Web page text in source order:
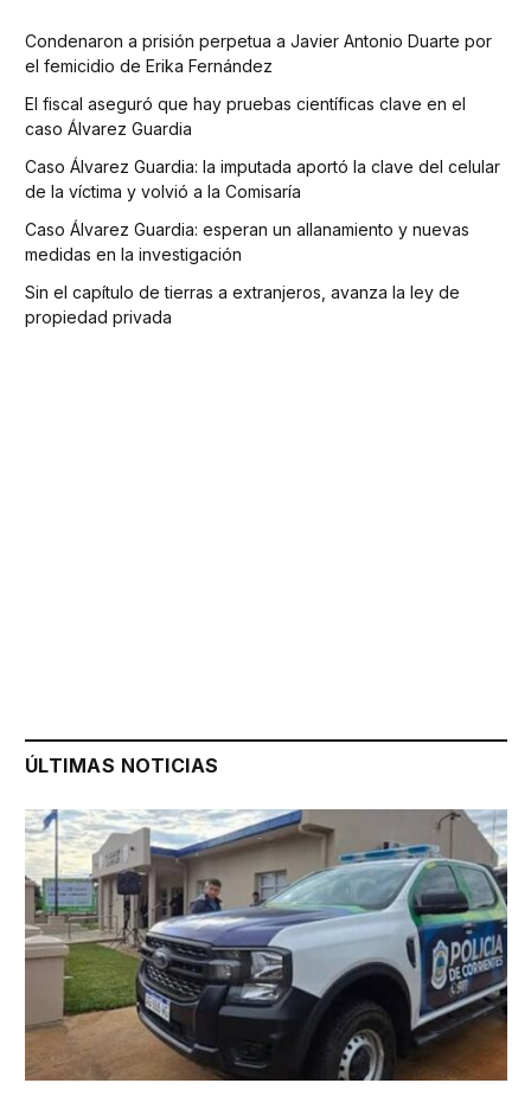
Condenaron a prisión perpetua a Javier Antonio Duarte por
el femicidio de Erika Fernández
El fiscal aseguró que hay pruebas científicas clave en el
caso Álvarez Guardia
Caso Álvarez Guardia: la imputada aportó la clave del celular
de la víctima y volvió a la Comisaría
Caso Álvarez Guardia: esperan un allanamiento y nuevas
medidas en la investigación
Sin el capítulo de tierras a extranjeros, avanza la ley de
propiedad privada
ÚLTIMAS NOTICIAS